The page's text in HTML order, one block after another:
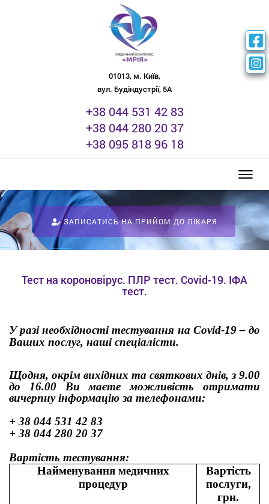
01013, м. Київ,
вул. Будіндустрії, 5А
+38 044 531 42 83
+38 044 280 20 37
+38 095 818 96 18
ЗАПИСАТИСЬ НА ПРИЙОМ ДО ЛІКАРЯ
Тест на короновірус. ПЛР тест. Covid-19. ІФА
тест.
У разі необхідності тестування на Covid-19– до
Ваших послуг, наші спеціалісти.
Щодня, окрім вихідних та святкових днів, з 9.00
до 16.00
Ви маєте можливість отримати
вичерпну інформацію за телефонами:
+ 38 044 531 42 83
+ 38 044 280 20 37
Вартість тестування:
Найменування медичних
процедур
Вартість
послуги,
грн.